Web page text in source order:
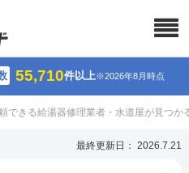
55,710件以上※2026年8月時点
できる給湯器修理業者・水道屋が見つか
最終更新日： 2026.7.21